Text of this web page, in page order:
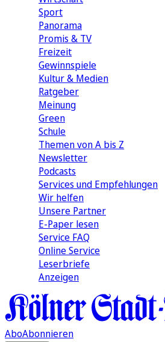
Sport
Panorama
Promis & TV
Freizeit
Gewinnspiele
Kultur & Medien
Ratgeber
Meinung
Green
Schule
Themen von A bis Z
Newsletter
Podcasts
Services und Empfehlungen
Wir helfen
Unsere Partner
E-Paper lesen
Service FAQ
Online Service
Leserbriefe
Anzeigen
AboAbonnieren